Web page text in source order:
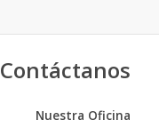
Contáctanos
Nuestra Oficina